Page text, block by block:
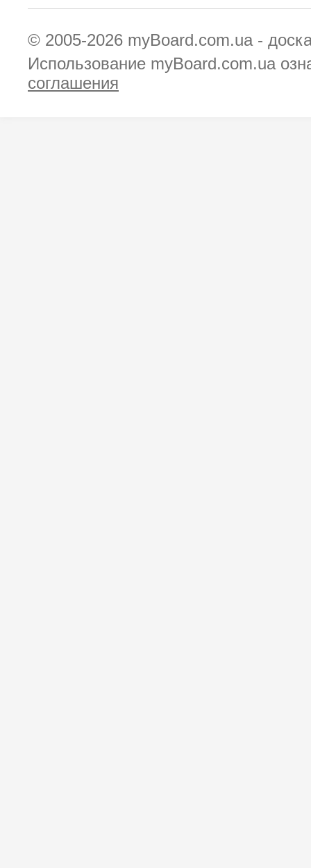
© 2005-2026 myBoard.com.ua -
Использование myBoard.com.ua
соглашения